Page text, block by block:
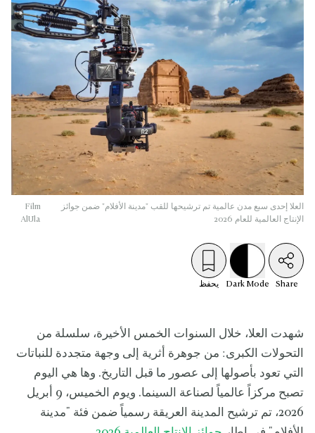
العلا إحدى سبع مدن عالمية تم ترشيحها للقب "مدينة الأفلام" ضمن جوائز
الإنتاج العالمية للعام 2026
Film
AlUla
Share
Dark Mode يحفظ
شهدت العلا، خلال السنوات الخمس الأخيرة، سلسلة من
التحولات الكبرى: من جوهرة أثرية إلى وجهة متجددة للنباتات
التي تعود بأصولها إلى عصور ما قبل التاريخ. وها هي اليوم
تصبح مركزاً عالمياً لصناعة السينما. ويوم الخميس، 9 أبريل
2026، تم ترشيح المدينة العريقة رسمياً ضمن فئة "مدينة